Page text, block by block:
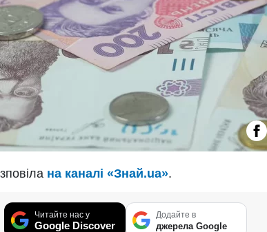
на каналі «Знай.ua».
Читайте нас у
Google Discover
Додайте в
джерела Google